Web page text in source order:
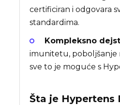
certificiran i odgovara
standardima.
Kompleksno
imunitetu, poboljšanje
sve to je moguće s
Šta je Hypertens